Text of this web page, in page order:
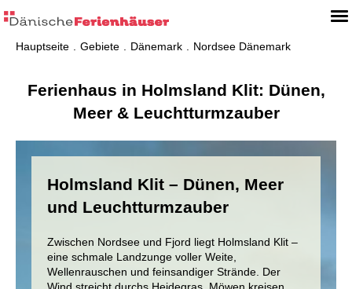
Hauptseite Gebiete Dänemark Nordsee Dänemark
Ferienhaus in Holmsland Klit: Dünen,
Meer & Leuchtturmzauber
Holmsland Klit – Dünen, Meer
und Leuchtturmzauber
Zwischen Nordsee und Fjord liegt Holmsland Klit –
eine schmale Landzunge voller Weite,
Wellenrauschen und feinsandiger Strände. Der